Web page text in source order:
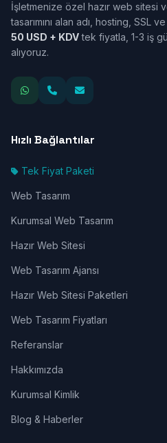
İşletmenize özel hazır web sitesi
tasarımını alan adı, hosting, SSL
50 USD + KDVtek fiyatla, 1-3 iş
alıyoruz.
Hızlı Bağlantılar
Tek Fiyat Paketi
Web Tasarım
Kurumsal Web Tasarım
Hazır Web Sitesi
Web Tasarım Ajansı
Hazır Web Sitesi Paketleri
Web Tasarım Fiyatları
Referanslar
Hakkımızda
Kurumsal Kimlik
Blog & Haberler